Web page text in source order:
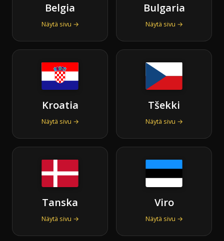
Belgia
Näytä sivu →
Bulgaria
Näytä sivu →
Kroatia
Näytä sivu →
Tšekki
Näytä sivu →
Tanska
Näytä sivu →
Viro
Näytä sivu →